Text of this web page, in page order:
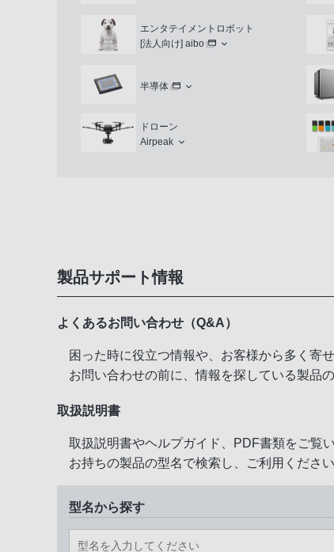
エンタテイメントロボット
[法人向け] aibo
半導体
ドローン
Airpeak
製品サポート情報
よくあるお問い合わせ（Q&A）
困った時に役立つ情報や、お客様から多く寄
お問い合わせの前に、情報を探している製品
取扱説明書
取扱説明書やヘルプガイド、PDF書類をご覧い
お持ちの製品の型名で検索し、ご利用ください
型名から探す